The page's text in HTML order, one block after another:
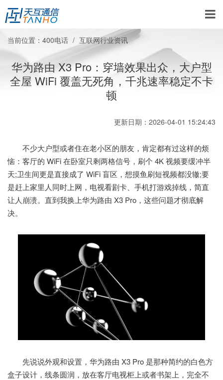
当前位置： 400电话 互联网行业资讯
华为路由 X3 Pro：穿墙效果出众，大户型
全屋 WiFi 覆盖无死角，千兆速率稳定不卡
顿
更新日期：2026-04-01 15:24:43
不少大户型或者住在老小区的朋友，肯定都有过这样的烦
恼：客厅的 WiFi 在卧室只剩两格信号，刷个 4K 视频要缓冲半
天;卫生间更是直接成了 WiFi 盲区，想摸鱼刷短视频都没辙;要
是赶上家里人同时上网，电视看剧卡、手机打游戏掉线，简直
让人崩溃。直到我换上华为路由 X3 Pro，这些问题才彻底解
决。
先说说外观和设置，华为路由 X3 Pro 是那种简约的白色方
盒子设计，线条圆润，放在客厅电视柜上或者书架上，完全不